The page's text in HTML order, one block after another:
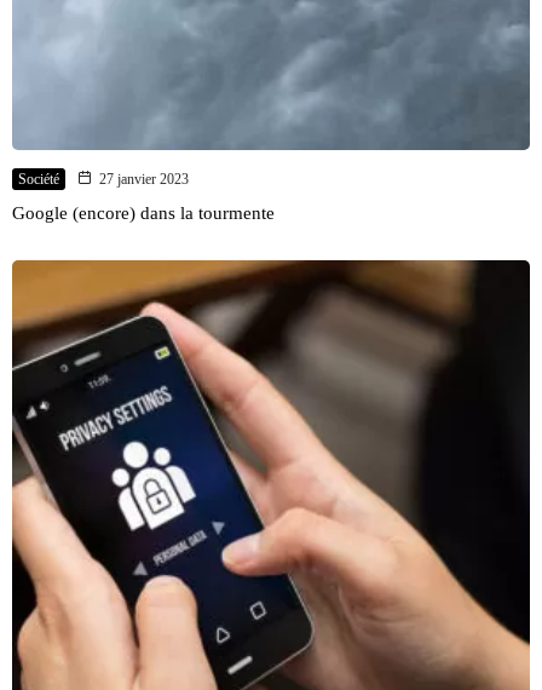
Société 27 janvier 2023
Google (encore) dans la tourmente